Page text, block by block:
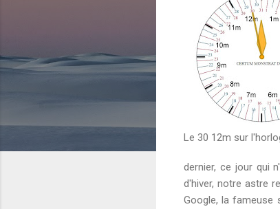
Le 30 12m sur
dernier, ce jour qui
d'hiver, notre astre
Google, la fameuse